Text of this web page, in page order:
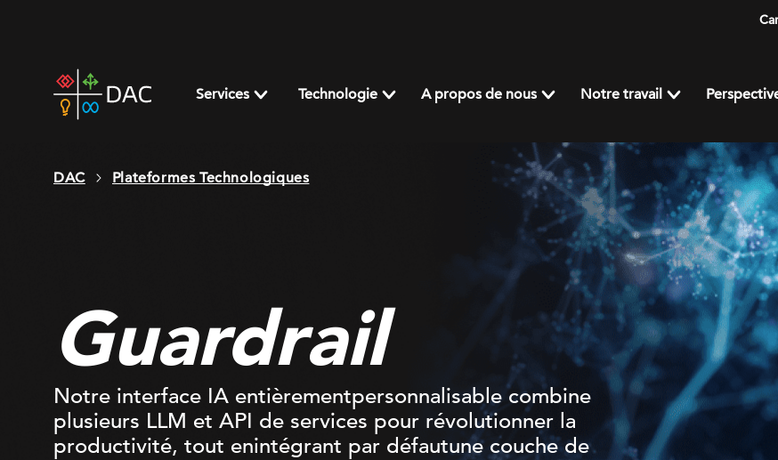
home
page
Services Technologie A propos de nous Notre travail
DAC Plateformes Technologiques
Guardrail
Notre interface IA entièrementpersonnalisablecombine
plusieurs LLM et API de services pour révolutionner la
productivité, tout enintégrant par défautunecouche de